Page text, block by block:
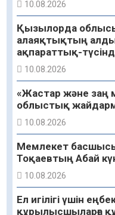
10.08.2026
Қызылорда
алаяқтықтың алдын
ақпараттық-
10.08.2026
«Жастар және заң
облыстық
10.08.2026
Мемлекет
Тоқаевтың Абай
10.08.2026
Ел игілігі үшін
құрылысшыларға